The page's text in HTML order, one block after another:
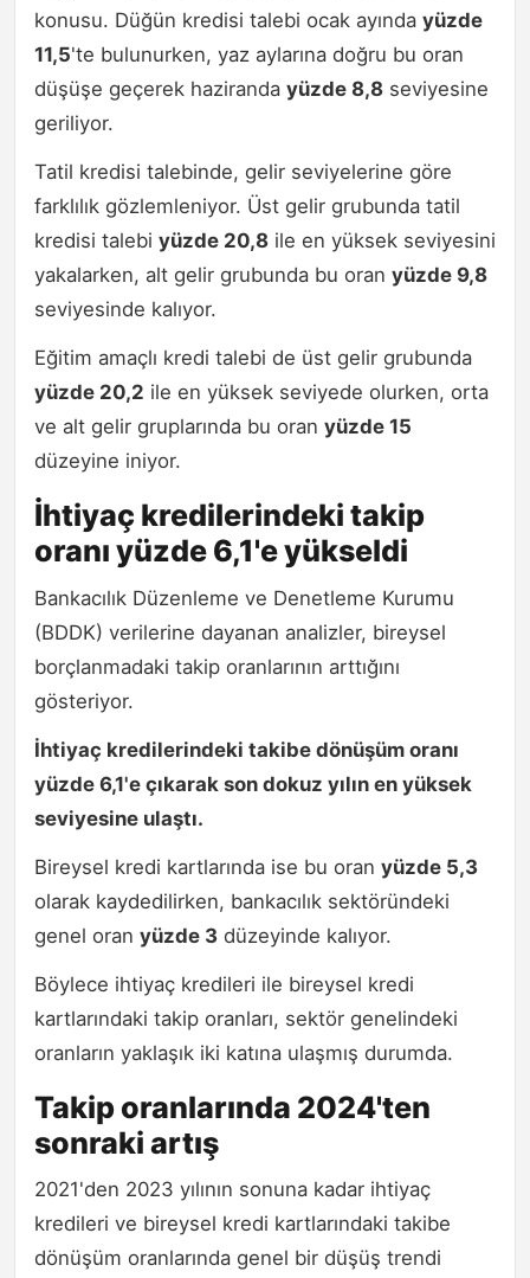
konusu. Düğün kredisi talebi ocak ayında yüzde
11,5'te bulunurken, yaz aylarına doğru bu oran
düşüşe geçerek haziranda yüzde 8,8 seviyesine
geriliyor.
Tatil kredisi talebinde, gelir seviyelerine göre
farklılık gözlemleniyor. Üst gelir grubunda tatil
kredisi talebi yüzde 20,8 ile en yüksek seviyesini
yakalarken, alt gelir grubunda bu oran yüzde 9,8
seviyesinde kalıyor.
Eğitim amaçlı kredi talebi de üst gelir grubunda
yüzde 20,2 ile en yüksek seviyede olurken, orta
ve alt gelir gruplarında bu oran yüzde 15
düzeyine iniyor.
İhtiyaç kredilerindeki takip
oranı yüzde 6,1'e yükseldi
Bankacılık Düzenleme ve Denetleme Kurumu
(BDDK) verilerine dayanan analizler, bireysel
borçlanmadaki takip oranlarının arttığını
gösteriyor.
İhtiyaç kredilerindeki takibe dönüşüm oranı
yüzde 6,1'e çıkarak son dokuz yılın en yüksek
seviyesine ulaştı.
Bireysel kredi kartlarında ise bu oran yüzde 5,3
olarak kaydedilirken, bankacılık sektöründeki
genel oran yüzde 3 düzeyinde kalıyor.
Böylece ihtiyaç kredileri ile bireysel kredi
kartlarındaki takip oranları, sektör genelindeki
oranların yaklaşık iki katına ulaşmış durumda.
Takip oranlarında 2024'ten
sonraki artış
2021'den 2023 yılının sonuna kadar ihtiyaç
kredileri ve bireysel kredi kartlarındaki takibe
dönüşüm oranlarında genel bir düşüş trendi